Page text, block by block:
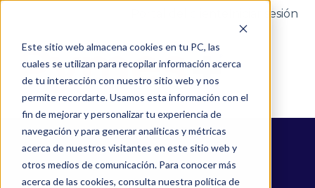
Este sitio web almacena cookies en tu PC, las
cuales se utilizan para recopilar información acerca
de tu interacción con nuestro sitio web y nos
permite recordarte. Usamos esta información con el
fin de mejorar y personalizar tu experiencia de
navegación y para generar analíticas y métricas
acerca de nuestros visitantes en este sitio web y
otros medios de comunicación. Para conocer más
acerca de las cookies, consulta nuestra política de
Iniciar sesión